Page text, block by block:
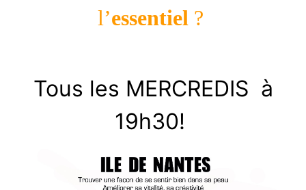
l’essentiel ?
Tous les MERCREDIS à
19h30!